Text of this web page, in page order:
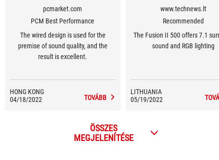
pcmarket.com
PCM Best Performance
The wired design is used for the
premise of sound quality, and the
result is excellent.
HONG KONG
04/18/2022
TOVÁBB
www.technews.lt
Recommended
The Fusion II 500 offers 7.1
sound and RGB lighting
LITHUANIA
05/19/2022
ÖSSZES
MEGJELENÍTÉSE